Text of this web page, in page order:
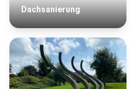
Dachsanierung